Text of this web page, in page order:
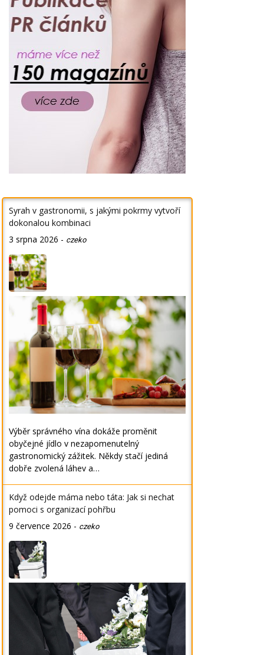
Syrah v gastronomii, s jakými pokrmy vytvoří
dokonalou kombinaci
3 srpna 2026 - czeko
Výběr správného vína dokáže proměnit
obyčejné jídlo v nezapomenutelný
gastronomický zážitek. Někdy stačí jediná
dobře zvolená láhev a…
Když odejde máma nebo táta: Jak si nechat
pomoci s organizací pohřbu
9 července 2026 - czeko